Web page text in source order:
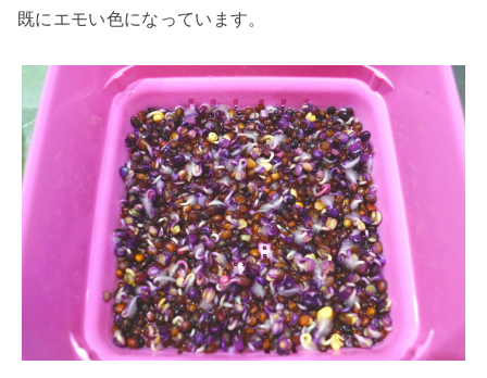
既にエモい色になっています。